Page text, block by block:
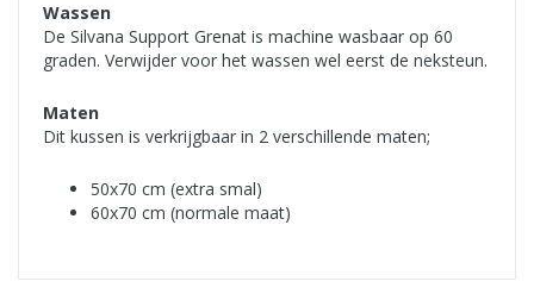
Wassen
De Silvana Support Grenat is machine wasbaar op 60
graden. Verwijder voor het wassen wel eerst de neksteun.
Maten
Dit kussen is verkrijgbaar in 2 verschillende maten;
50x70 cm (extra smal)
60x70 cm (normale maat)